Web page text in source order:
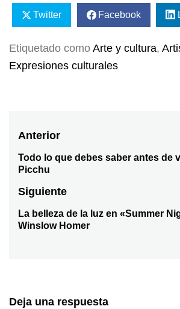
Twitter Facebook
Etiquetado como Arte y cultura,
Expresiones culturales
Navegación
de
Anterior
Entrada
Todo lo que debes saber antes de
Picchu
Siguiente
Entrada
La belleza de la luz en «Summer
Winslow Homer
Deja una respuesta